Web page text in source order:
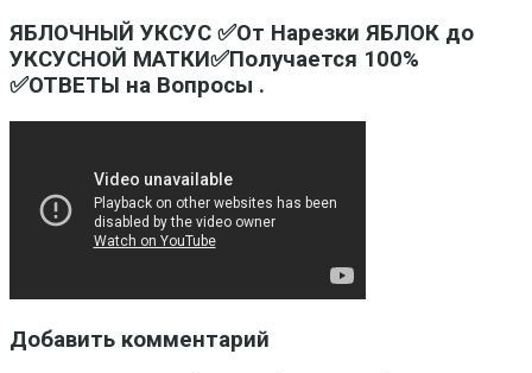
ЯБЛОЧНЫЙ УКСУС ✅От Нарезки ЯБЛОК до
УКСУСНОЙ МАТКИ✅Получается 100%
✅ОТВЕТЫ на Вопросы .
Добавить комментарий